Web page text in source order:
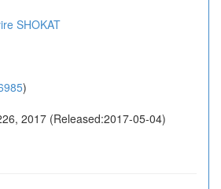
SHOKAT
)
2017 (Released:2017-05-04)